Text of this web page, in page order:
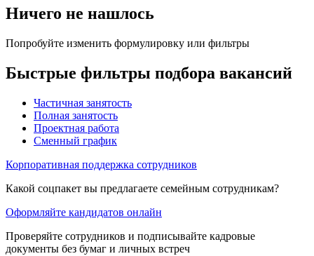
Ничего не нашлось
Попробуйте изменить формулировку или фильтры
Быстрые фильтры подбора вакансий
Частичная занятость
Полная занятость
Проектная работа
Сменный график
Корпоративная поддержка сотрудников
Какой соцпакет вы предлагаете семейным сотрудникам?
Оформляйте кандидатов онлайн
Проверяйте сотрудников и подписывайте кадровые
документы без бумаг и личных встреч